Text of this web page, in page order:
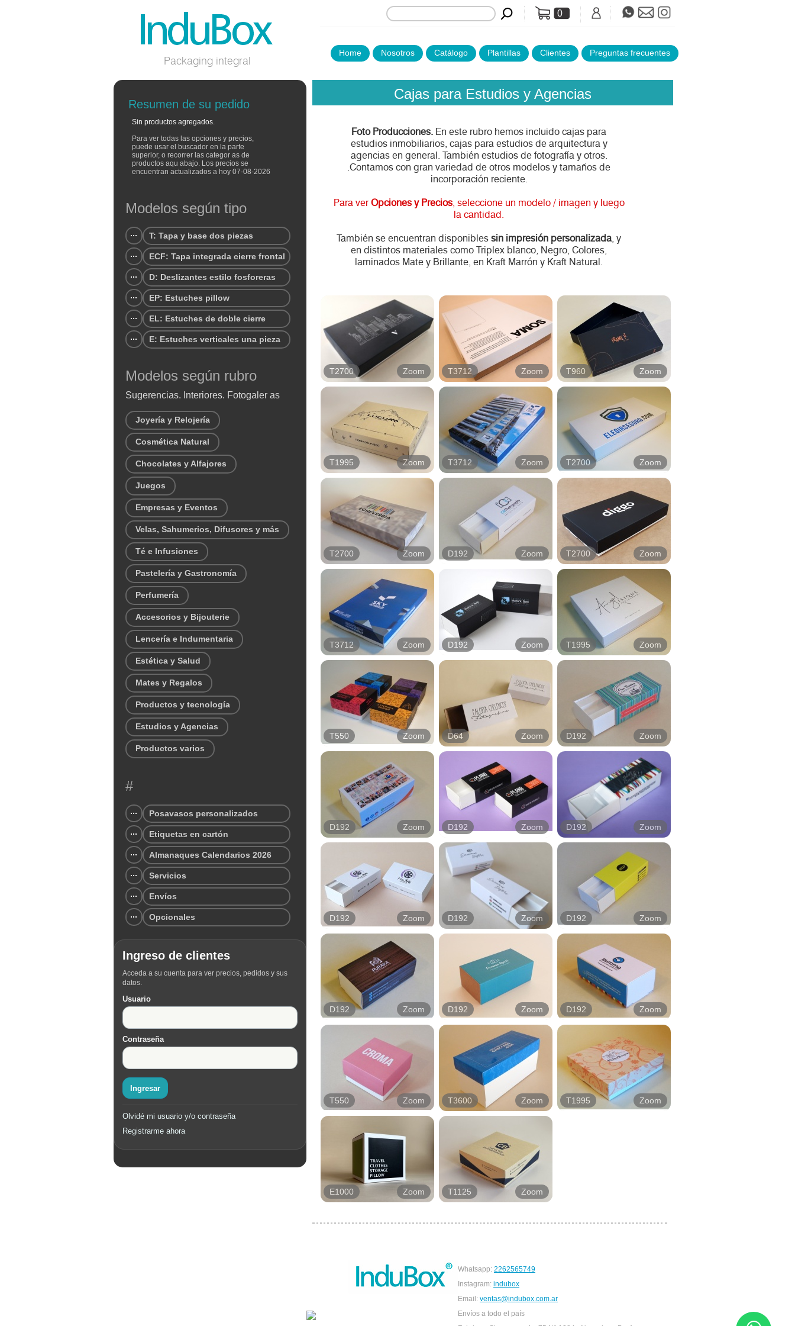
Packaging integral
0
Home Nosotros Catálogo Plantillas Clientes Preguntas frecuentes
Resumen de su pedido
Sin productos agregados.
Para ver todas las opciones y precios,
puede usar el buscador en la parte
superior, o recorrer las categor as de
productos aqu abajo. Los precios se
encuentran actualizados a hoy 07-08-2026
Modelos según tipo
T: Tapa y base dos piezas
ECF: Tapa integrada cierre frontal
D: Deslizantes estilo fosforeras
EP: Estuches pillow
EL: Estuches de doble cierre
E: Estuches verticales una pieza
Modelos según rubro
Sugerencias. Interiores. Fotogaler as
Joyería y Relojería
Cosmética Natural
Chocolates y Alfajores
Juegos
Empresas y Eventos
Velas, Sahumerios, Difusores y más
Té e Infusiones
Pastelería y Gastronomía
Perfumería
Accesorios y Bijouterie
Lencería e Indumentaria
Estética y Salud
Mates y Regalos
Productos y tecnología
Estudios y Agencias
Productos varios
#
Posavasos personalizados
Etiquetas en cartón
Almanaques Calendarios 2026
Servicios
Envíos
Opcionales
Ingreso de clientes
Acceda a su cuenta para ver precios, pedidos y sus
datos.
Usuario
Contraseña
Ingresar
Olvidé mi usuario y/o contraseña
Registrarme ahora
Cajas para Estudios y Agencias
Foto Producciones. En este rubro hemos incluido cajas para
estudios inmobiliarios, cajas para estudios de arquitectura y
agencias en general. También estudios de fotografía y otros.
.Contamos con gran variedad de otros modelos y tamaños de
incorporación reciente.
Para verOpciones y Precios, seleccione un modelo / imagen y luego
la cantidad.
También se encuentran disponibles sin impresión personalizada, y
en distintos materiales como Triplex blanco, Negro, Colores,
laminados Mate y Brillante, en Kraft Marrón y Kraft Natural.
T2700 Zoom T3712 Zoom T960 Zoom
T1995 Zoom T3712 Zoom T2700 Zoom
T2700 Zoom D192 Zoom T2700 Zoom
T3712 Zoom D192 Zoom T1995 Zoom
T550 Zoom D64 Zoom D192 Zoom
D192 Zoom D192 Zoom D192 Zoom
D192 Zoom D192 Zoom D192 Zoom
D192 Zoom D192 Zoom D192 Zoom
T550 Zoom T3600 Zoom T1995 Zoom
E1000 Zoom T1125 Zoom
Whatsapp: 2262565749
Instagram: indubox
Email: ventas@indubox.com.ar
Envíos a todo el país